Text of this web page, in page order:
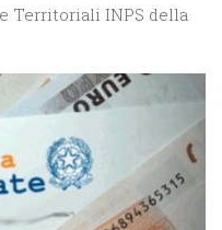
Territoriali INPS della